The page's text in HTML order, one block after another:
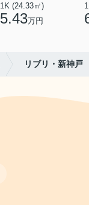
1K (24.33㎡)
5.43万円
リブリ・新神戸